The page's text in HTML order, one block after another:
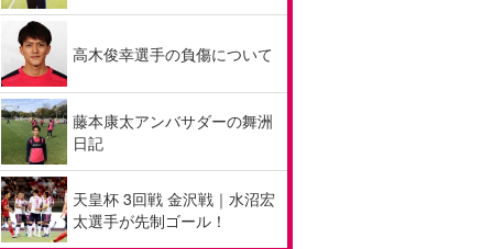
高木俊幸選手の負傷について
藤本康太アンバサダーの舞洲
日記
天皇杯 3回戦 金沢戦｜水沼宏
太選手が先制ゴール！